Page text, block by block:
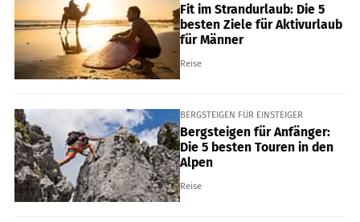
Fit im Strandurlaub: Die 5
besten Ziele für Aktivurlaub
für Männer
Reise
BERGSTEIGEN FÜR EINSTEIGER
Bergsteigen für Anfänger:
Die 5 besten Touren in den
Alpen
Reise